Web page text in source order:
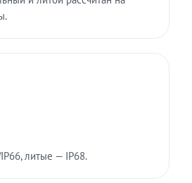
литые — IP68.